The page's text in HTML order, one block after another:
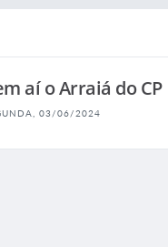
aí o Arraiá do CP
03/06/2024